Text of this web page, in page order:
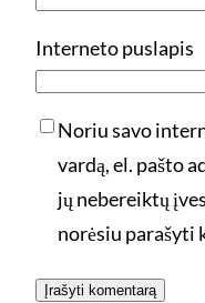
Interneto puslapis
Noriu savo
vardą, el. pašto
jų nebereiktų
norėsiu parašyti